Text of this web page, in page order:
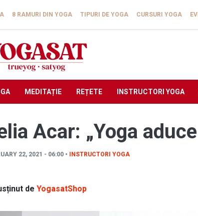
8 RAMURI DIN YOGA TIPURI DE YOGA CURSURI YOGA
MEDITAȚIE REȚETE INSTRUCTORI YOGA
22, 2021 - 06:00 • INSTRUCTORI YOGA
de YogasatShop
Acar: „Yoga